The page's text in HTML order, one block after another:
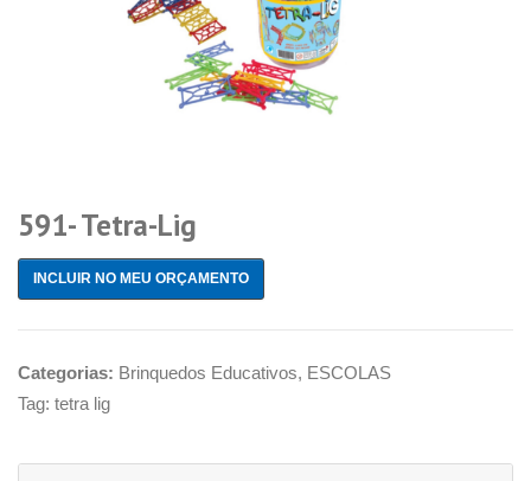
591- Tetra-Lig
INCLUIR NO MEU ORÇAMENTO
Categorias: Brinquedos Educativos, ESCOLAS
Tag: tetra lig